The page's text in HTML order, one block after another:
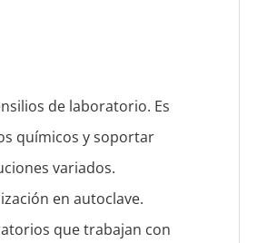
de laboratorio. Es
químicos y soportar
variados.
en autoclave.
que trabajan con